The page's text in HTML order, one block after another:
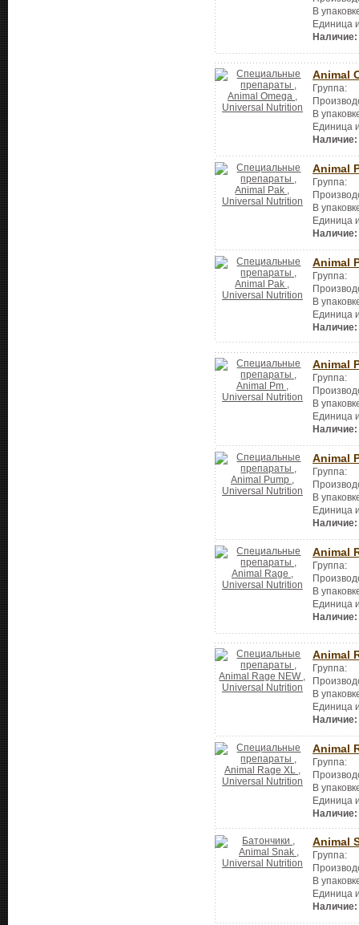
В
Единица
Наличие:
Animal
Группа:
В
Единица
Наличие:
Animal
Группа:
В
Единица
Наличие:
Animal
Группа:
В
Единица
Наличие:
Animal
Группа:
В
Единица
Наличие:
Animal
Группа:
В
Единица
Наличие:
Animal
Группа:
В
Единица
Наличие:
Animal
Группа:
В
Единица
Наличие:
Animal
Группа:
В
Единица
Наличие:
Animal
Группа:
В
Единица
Наличие: